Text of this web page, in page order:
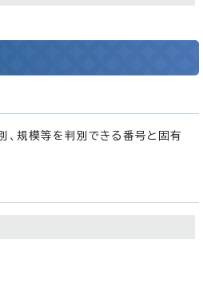
、規模等を判別できる番号と固有